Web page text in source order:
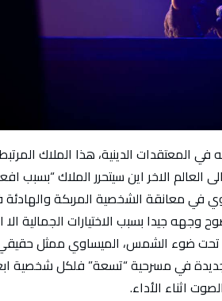
المعتقدات الدينية، هذا الملاك
الاخر اين سيتحرر الملاك “بسبب
في معانقة الشخصية المربكة
جيدا بسبب الاختيارات الجمالية
ضوء الشمس، الميساوي ممثل
الجديدة في مسرحية “تسعة” فلكل شخصية
اثناء الأداء.